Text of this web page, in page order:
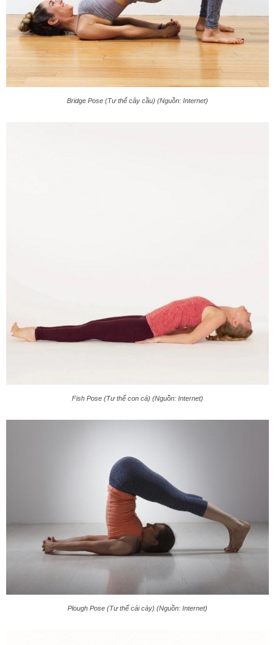
Bridge Pose (Tư thế cây cầu) (Nguồn: Internet)
Fish Pose (Tư thế con cá) (Nguồn: Internet)
Plough Pose (Tư thế cái cày) (Nguồn: Internet)